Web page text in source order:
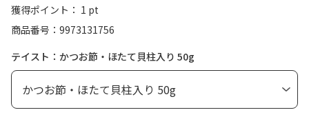
獲得ポイント： 1 pt
商品番号
9973131756
テイスト：かつお節・ほたて貝柱入り 50g